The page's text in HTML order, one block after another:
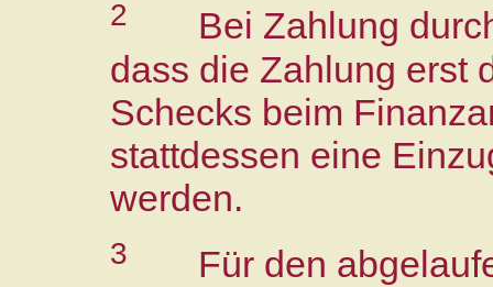
2 Bei Zahlung
dass die Zahlung erst
Schecks beim
stattdessen eine
werden.
3 Für den